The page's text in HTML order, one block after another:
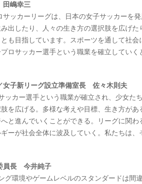
嶋幸三
ッカーリーグは、日本の女子サッカーを
出したり、人々の生き方の選択肢を広げ
も目指しています。スポーツを通して社
ロサッカー選手という職業を確立してい
女子新リーグ設立準備室長 佐々木則夫
ッカー選手という職業が確立され、少女た
を広げる。多様な考えや目標、生き方が
と進んでいくことができる。リーグに関
ーが社会全体に波及していく。私たちは
員長 今井純子
グ環境やゲームレベルのスタンダードは間